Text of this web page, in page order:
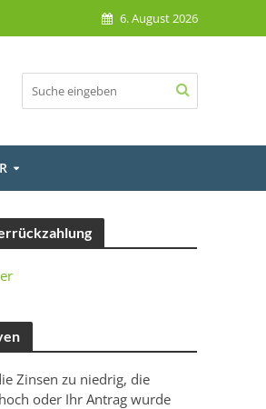
6. August 2026
Zinsen zu niedrig, die
oder Ihr Antrag wurde